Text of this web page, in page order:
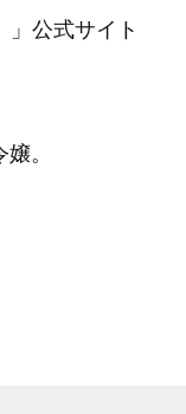
公式サイト
。